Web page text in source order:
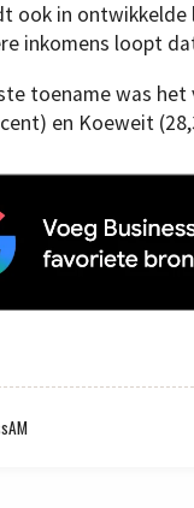
ook in
inkomens loopt
toename was
en Koeweit